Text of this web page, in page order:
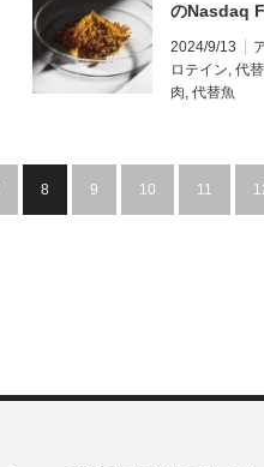
のNasdaq
Marketに上
2024/9/13
ロテイン, 代
肉, 代替魚
8 9 10 11